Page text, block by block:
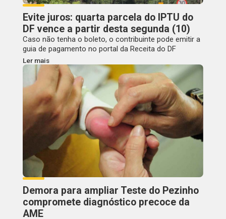
Evite juros: quarta parcela do IPTU do
DF vence a partir desta segunda (10)
Caso não tenha o boleto, o contribuinte pode emitir a
guia de pagamento no portal da Receita do DF
Ler mais
Demora para ampliar Teste do Pezinho
compromete diagnóstico precoce da
AME